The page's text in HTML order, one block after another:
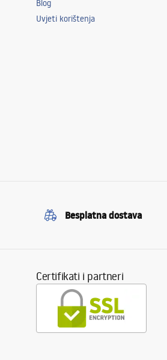
Blog
Uvjeti korištenja
Besplatna dostava
Certifikati i partneri